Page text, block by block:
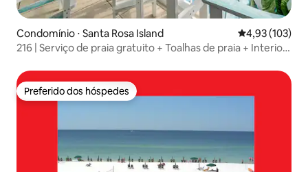
Condomínio ⋅ Santa Rosa Island 4,93 de uma
4,93 (103)
216 | Serviço de praia gratuito + Toalhas de praia + Interior
Preferido dos hóspedes
Preferido dos hóspedes